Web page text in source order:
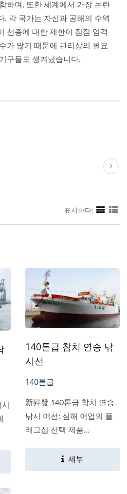
하며, 또한 세계에서 가장 논란
. 각 국가는 자신과 공해의 수역
선종에 대한 제한이 점점 엄격
가 많기 때문에 관리상의 필요
구들도 생겨났습니다.
표시하다:
140톤급 참치 연승 낚
시선
140톤급
新昇發 140톤급 참치 연승
낚시 어선: 심해 어업의 플
래그십 선택 제품...
세부